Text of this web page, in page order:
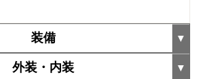
装備
外装・内装